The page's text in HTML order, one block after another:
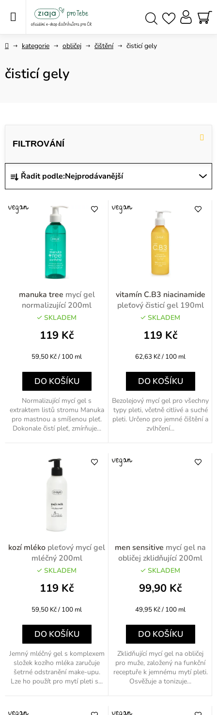
Domůkategorie obličej čištění čisticí gely
čisticí gely
Ř
a
e
Řadit podle:Nejprodávanější
V
s
r
manuka tree mycí gel
normalizující 200ml
SKLADEM
119 Kč
Měrná
59,50 Kč / 100 ml
DO KOŠÍKU
Normalizující mycí gel s
extraktem listů stromu Manuka
pro mastnou a smíšenou pleť.
Dokonale čistí pleť, zmírňuje...
vitamín C.B3 niacinamide
pleťový čisticí gel 190ml
SKLADEM
119 Kč
Měrná
62,63 Kč / 100 ml
DO KOŠÍKU
Bezolejový mycí gel pro všechny
typy pleti, včetně citlivé a suché
pleti. Určeno pro jemné čištění a
zvlhčení...
kozí mléko pleťový mycí gel
mléčný 200ml
SKLADEM
119 Kč
Měrná
59,50 Kč / 100 ml
DO KOŠÍKU
Jemný mléčný gel s komplexem
složek kozího mléka zaručuje
šetrné odstranění make-upu.
Lze ho použít pro mytí pleti s...
men sensitive mycí gel na
obličej zklidňující 200ml
SKLADEM
99,90 Kč
Měrná
49,95 Kč / 100 ml
DO KOŠÍKU
Zklidňující mycí gel na obličej
pro muže, založený na funkční
receptuře k jemnému mytí pleti.
Osvěžuje a tonizuje...